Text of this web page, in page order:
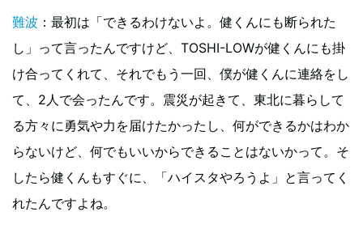
難波 ：最初は「できるわけないよ。健くんにも断られた
し」って言ったんですけど、TOSHI-LOWが健くんにも掛
け合ってくれて、それでもう一回、僕が健くんに連絡をし
て、2人で会ったんです。震災が起きて、東北に暮らして
る方々に勇気や力を届けたかったし、何ができるかはわか
らないけど、何でもいいからできることはないかって。そ
したら健くんもすぐに、「ハイスタやろうよ」と言ってく
れたんですよね。